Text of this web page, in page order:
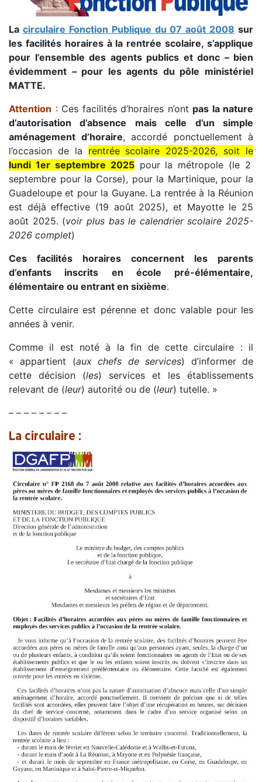
La circulaire Fonction Publique du 07 août 2008 sur
les facilités horaires à la rentrée scolaire, s’applique
pour l’ensemble des agents publics et donc – bien
évidemment – pour les agents du pôle ministériel
MATTE.
Attention : Ces facilités d’horaires n’ont pas la nature
d’autorisation d’absence mais celle d’un simple
aménagement d’horaire, accordé ponctuellement à
l’occasion de la rentrée scolaire 2025-2026, soit le
lundi 1er septembre 2025pour la métropole (le 2
septembre pour la Corse), pour la Martinique, pour la
Guadeloupe et pour la Guyane. La rentrée à la Réunion
est déjà effective (19 août 2025), et Mayotte le 25
août 2025. (voir plus bas le calendrier scolaire 2025-
2026 complet)
Ces facilités horaires concernent les parents
d’enfants inscrits en école pré-élémentaire,
élémentaire ou entrant en sixième.
Cette circulaire est pérenne et donc valable pour les
années à venir.
Comme il est noté à la fin de cette circulaire : il
« appartient (aux chefs de services) d’informer de
cette décision (les) services et les établissements
relevant de (leur) autorité ou de (leur) tutelle. »
– – – – – – – –
La circulaire :